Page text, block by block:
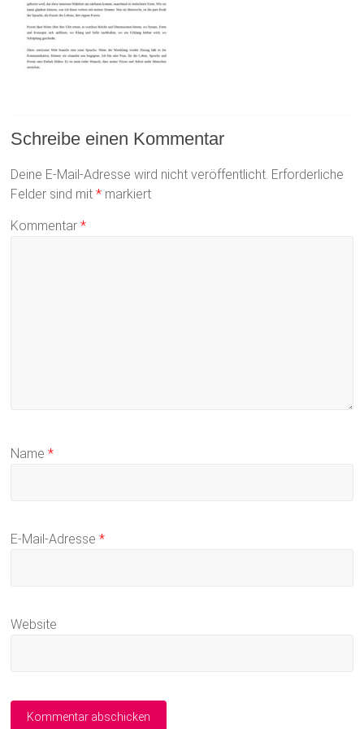
Schreibe einen Kommentar
Deine E-Mail-Adresse wird nicht veröffentlicht. Erforderliche
Felder sind mit* markiert
Kommentar*
Name*
E-Mail-Adresse*
Website